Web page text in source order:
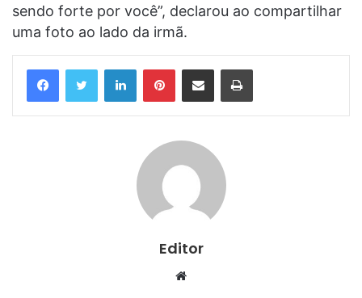
sendo forte por você”, declarou ao compartilhar
uma foto ao lado da irmã.
LinkedinPinterestCompartilhar via e-mail Imprimir
Editor
Website